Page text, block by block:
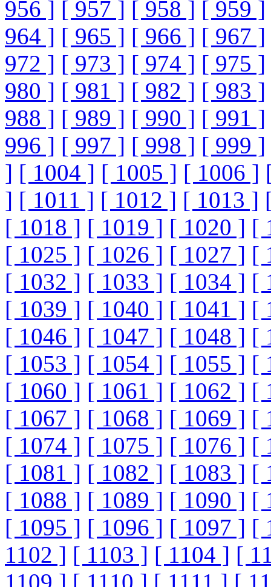
956 ] [ 957 ] [ 958 ] [ 959 ]
964 ] [ 965 ] [ 966 ] [ 967 ]
972 ] [ 973 ] [ 974 ] [ 975 ]
980 ] [ 981 ] [ 982 ] [ 983 ]
988 ] [ 989 ] [ 990 ] [ 991 ]
996 ] [ 997 ] [ 998 ] [ 999 ]
] [ 1004 ] [ 1005 ] [ 1006 ]
] [ 1011 ] [ 1012 ] [ 1013 ]
[ 1018 ] [ 1019 ] [ 1020 ] [
[ 1025 ] [ 1026 ] [ 1027 ] [
[ 1032 ] [ 1033 ] [ 1034 ] [
[ 1039 ] [ 1040 ] [ 1041 ] [
[ 1046 ] [ 1047 ] [ 1048 ] [
[ 1053 ] [ 1054 ] [ 1055 ] [
[ 1060 ] [ 1061 ] [ 1062 ] [
[ 1067 ] [ 1068 ] [ 1069 ] [
[ 1074 ] [ 1075 ] [ 1076 ] [
[ 1081 ] [ 1082 ] [ 1083 ] [
[ 1088 ] [ 1089 ] [ 1090 ] [
[ 1095 ] [ 1096 ] [ 1097 ] [
1102 ] [ 1103 ] [ 1104 ] [